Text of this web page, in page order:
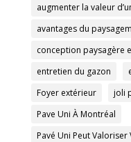
augmenter la valeur
avantages du
conception paysagère
entretien du gazon
Foyer extérieur
joli
Pave Uni À Montréal
Pavé Uni Peut